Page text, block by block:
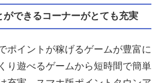
できるコーナーがとても充実
ポイントが稼げるゲームが豊富に
り遊べるゲームから短時間で簡単